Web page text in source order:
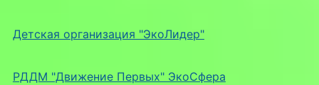
Детская организация "ЭкоЛидер"
РДДМ "Движение Первых" ЭкоСфера